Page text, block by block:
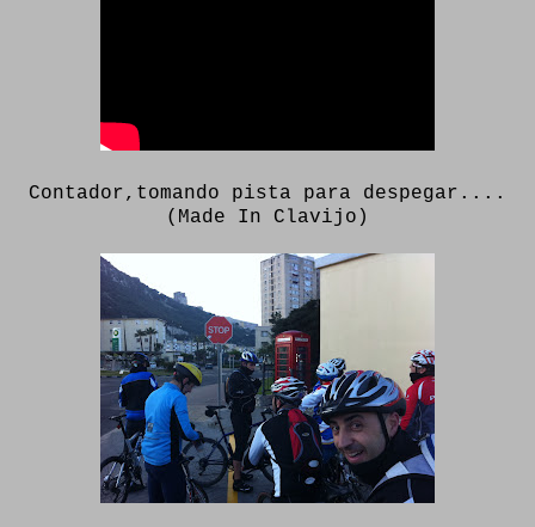
Contador,tomando pista para despegar....
(Made In Clavijo)